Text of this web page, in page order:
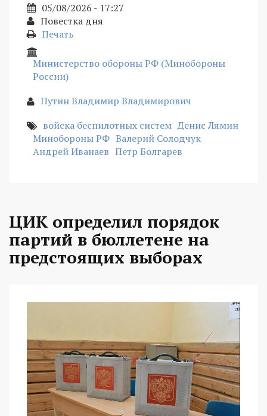
05/08/2026 - 17:27
Повестка дня
Печать
Министерство обороны РФ (Минобороны
России)
Путин Владимир Владимирович
войска беспилотных систем Денис Лямин
Минобороны РФ Валерий Солодчук
Андрей Иванаев Петр Болгарев
ЦИК определил порядок
партий в бюллетене на
предстоящих выборах